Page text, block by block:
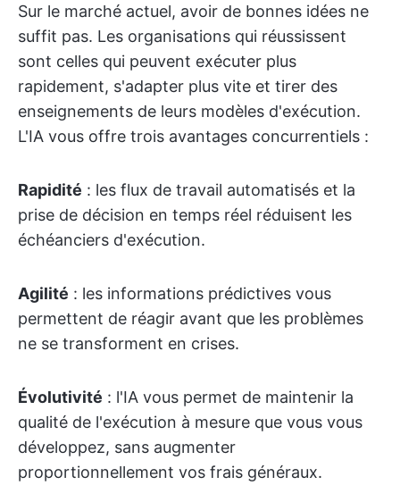
Sur le marché actuel, avoir de bonnes idées ne
suffit pas. Les organisations qui réussissent
sont celles qui peuvent exécuter plus
rapidement, s'adapter plus vite et tirer des
enseignements de leurs modèles d'exécution.
L'IA vous offre trois avantages concurrentiels :
Rapidité : les flux de travail automatisés et la
prise de décision en temps réel réduisent les
échéanciers d'exécution.
Agilité : les informations prédictives vous
permettent de réagir avant que les problèmes
ne se transforment en crises.
Évolutivité : l'IA vous permet de maintenir la
qualité de l'exécution à mesure que vous vous
développez, sans augmenter
proportionnellement vos frais généraux.